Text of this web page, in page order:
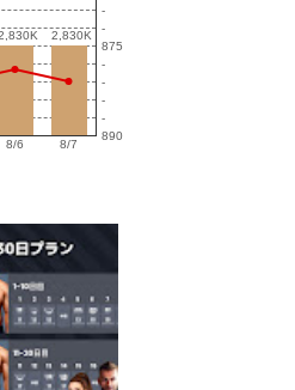
2,830K
2,830K
8/6 8/7
-
-
875
-
-
-
-
890